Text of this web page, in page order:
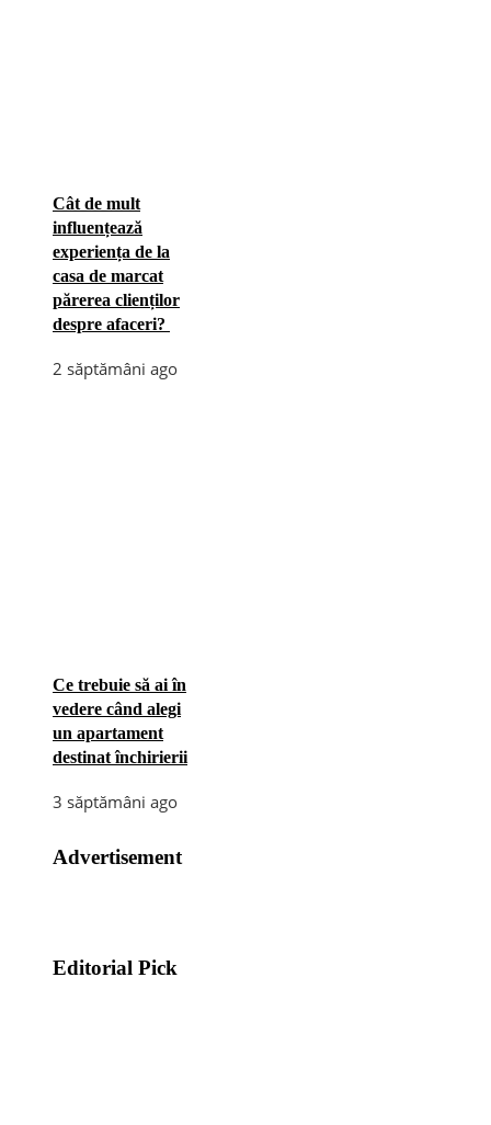
Cât de mult
influențează
experiența de la
casa de marcat
părerea clienților
despre afaceri?
2 săptămâni ago
Ce trebuie să ai în
vedere când alegi
un apartament
destinat închirierii
3 săptămâni ago
Advertisement
Editorial Pick